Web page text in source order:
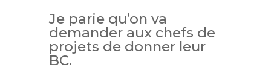
Je parie qu’on va
demander aux chefs de
projets de donner leur
BC.